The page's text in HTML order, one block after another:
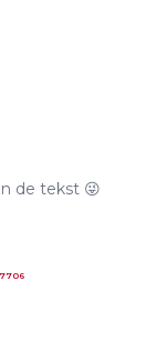
de tekst 😜
7706